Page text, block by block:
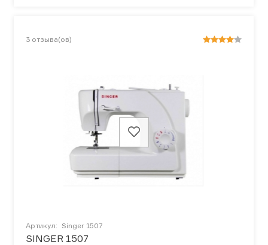
3 отзыва(ов)
Артикул: Singer 1507
SINGER 1507